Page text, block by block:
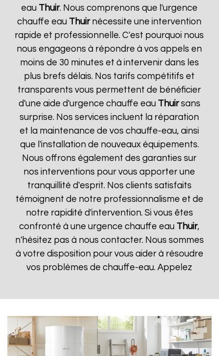
eau Thuir. Nous comprenons que l'urgence
chauffe eau Thuirnécessite une intervention
rapide et professionnelle. C'est pourquoi nous
nous engageons à répondre à vos appels en
moins de 30 minutes et à intervenir dans les
plus brefs délais. Nos tarifs compétitifs et
transparents vous permettent de bénéficier
d'une aide d'urgence chauffe eau Thuirsans
surprise. Nos services incluent la réparation
et la maintenance de vos chauffe-eau, ainsi
que l'installation de nouveaux équipements.
Nous offrons également des garanties sur
nos interventions pour vous apporter une
tranquillité d'esprit. Nos clients satisfaits
témoignent de notre professionnalisme et de
notre rapidité d'intervention. Si vous êtes
confronté à une urgence chauffe eau Thuir,
n'hésitez pas à nous contacter. Nous sommes
à votre disposition pour vous aider à résoudre
vos problèmes de chauffe-eau. Appelez